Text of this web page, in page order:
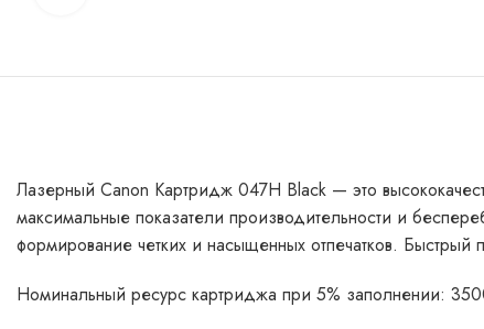
Лазерный Canon Картридж 047H Black — это
максимальные показатели производительности и
формирование четких и насыщенных отпечатков.
Номинальный ресурс картриджа при 5% заполнении: